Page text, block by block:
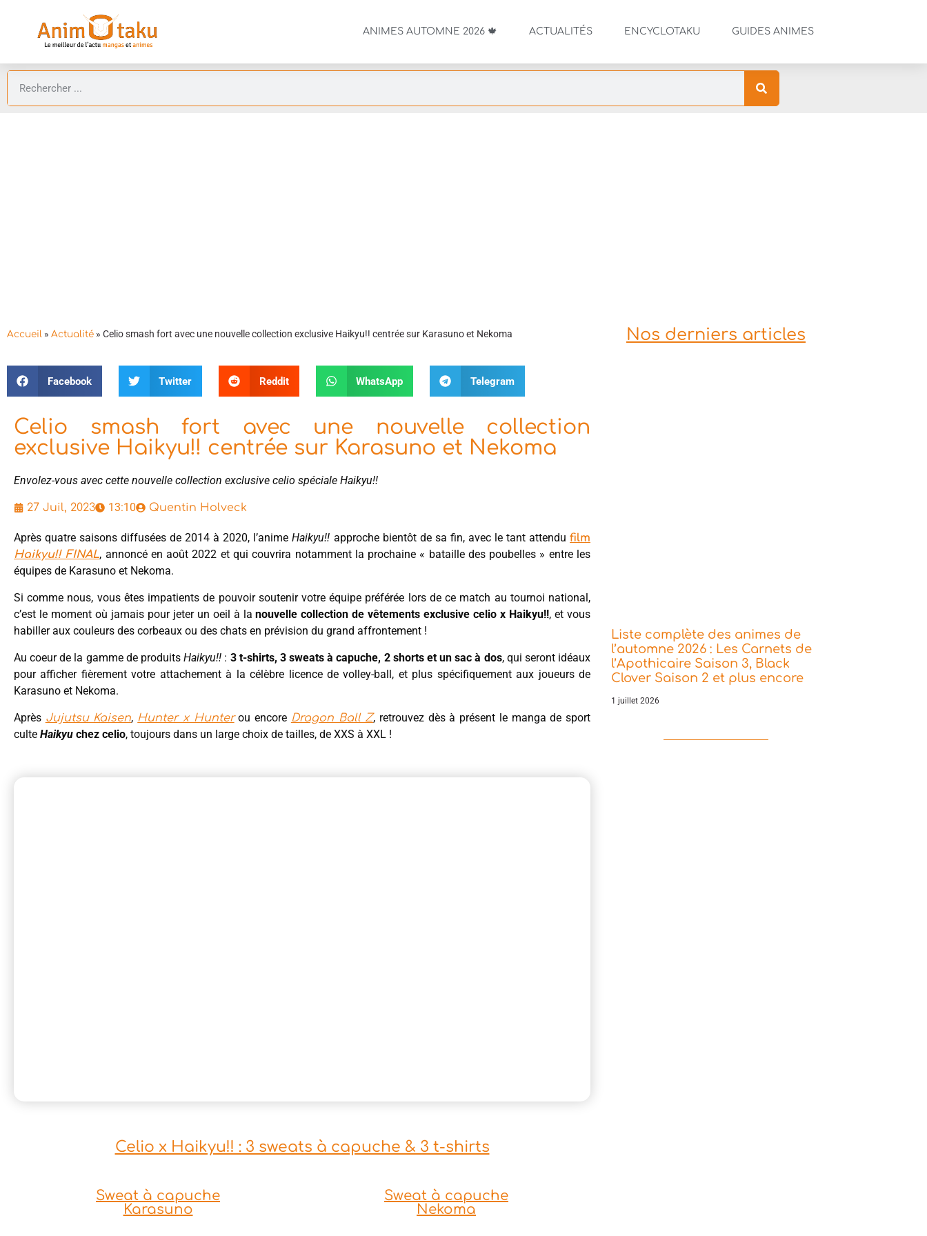
ANIMES AUTOMNE 2026 🍁 ACTUALITÉS ENCYCLOTAKU GUIDES ANIMES
Accueil » Actualité » Celio smash fort avec une nouvelle collection exclusive Haikyu!! centrée sur Karasuno et Nekoma
Facebook Twitter Reddit WhatsApp Telegram
Celio smash fort avec une nouvelle collection
exclusive Haikyu!! centrée sur Karasuno et Nekoma
Envolez-vous avec cette nouvelle collection exclusive celio spéciale Haikyu!!
27 Juil, 2023 13:10 Quentin Holveck
Après quatre saisons diffusées de 2014 à 2020, l’animeHaikyu!! approche bientôt de sa fin, avec le tant attendufilm
Haikyu!! FINAL, annoncé en août 2022 et qui couvrira notamment la prochaine « bataille des poubelles » entre les
équipes de Karasuno et Nekoma.
Si comme nous, vous êtes impatients de pouvoir soutenir votre équipe préférée lors de ce match au tournoi national,
c’est le moment où jamais pour jeter un oeil à lanouvelle collection de vêtements exclusive celio x Haikyu!!, et vous
habiller aux couleurs des corbeaux ou des chats en prévision du grand affrontement !
Au coeur de la gamme de produitsHaikyu!! : 3 t-shirts, 3 sweats à capuche, 2 shorts et un sac à dos, qui seront idéaux
pour afficher fièrement votre attachement à la célèbre licence de volley-ball, et plus spécifiquement aux joueurs de
Karasuno et Nekoma.
Après Jujutsu Kaisen, Hunter x Hunterou encore Dragon Ball Z, retrouvez dès à présent le manga de sport
culte Haikyu chez celio, toujours dans un large choix de tailles, de XXS à XXL !
Celio x Haikyu!! : 3 sweats à capuche & 3 t-shirts
Sweat à capuche
Karasuno
Sweat à capuche
Nekoma
Nos derniers articles
Liste complète des animes de
l’automne 2026 : Les Carnets de
l’Apothicaire Saison 3, Black
Clover Saison 2 et plus encore
1 juillet 2026